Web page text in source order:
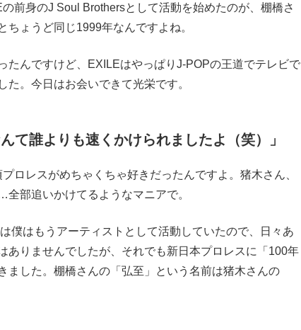
前身のJ Soul Brothersとして活動を始めたのが、棚橋さ
ょうど同じ1999年なんですよね。
んですけど、EXILEはやっぱりJ-POPの王道でテレビで
。今日はお会いできて光栄です。
て誰よりも速くかけられましたよ（笑）」
ロレスがめちゃくちゃ好きだったんですよ。猪木さん、
部追いかけてるようなマニアで。
僕はもうアーティストとして活動していたので、日々あ
ありませんでしたが、それでも新日本プロレスに「100年
ました。棚橋さんの「弘至」という名前は猪木さんの